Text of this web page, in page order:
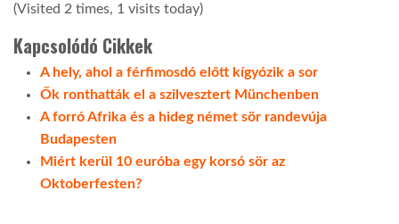
(Visited 2 times, 1 visits today)
Kapcsolódó Cikkek
A hely, ahol a férfimosdó előtt kígyózik a sor
Ők ronthatták el a szilvesztert Münchenben
A forró Afrika és a hideg német sör randevúja
Budapesten
Miért kerül 10 euróba egy korsó sör az
Oktoberfesten?